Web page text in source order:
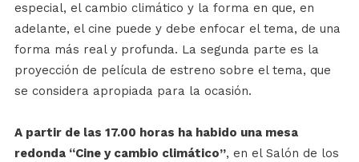
especial, el cambio climático y la forma en que, en
adelante, el cine puede y debe enfocar el tema, de una
forma más real y profunda. La segunda parte es la
proyección de película de estreno sobre el tema, que
se considera apropiada para la ocasión.
A partir de las 17.00 horas ha habido una mesa
redonda “Cine y cambio climático”, en el Salón de los